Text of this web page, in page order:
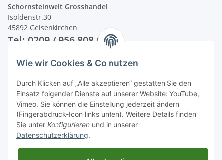
Schornsteinwelt Grosshandel
Isoldenstr.30
45892 Gelsenkirchen
Tel: 0209 / 956 808 60
Unsere Zahlungsarten
Wie wir Cookies & Co nutzen
Durch Klicken auf „Alle akzeptieren“ gestatten Sie den
Einsatz folgender Dienste auf unserer Website: YouTube,
Vimeo. Sie können die Einstellung jederzeit ändern
(Fingerabdruck-Icon links unten). Weitere Details finden
Sie unter Konfigurieren und in unserer
Datenschutzerklärung.